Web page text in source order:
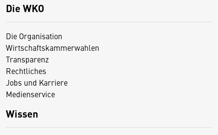
Die WKO
Die Organisation
Wirtschaftskammerwahlen
Transparenz
Rechtliches
Jobs und Karriere
Medienservice
Wissen